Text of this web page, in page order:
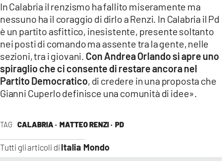
TAG CALABRIA · MATTEO RENZI · PD
Tutti gli articoli di Italia Mondo
In Calabria il renzismo ha fallito miseramente ma
nessuno ha il coraggio di dirlo a Renzi. In Calabria il Pd
è un partito asfittico, inesistente, presente soltanto
nei posti di comando ma assente tra la gente, nelle
sezioni, tra i giovani. Con Andrea Orlando si apre uno
spiraglio che ci consente di restare ancora nel
Partito Democratico, di credere in una proposta che
Gianni Cuperlo definisce una comunità di idee».